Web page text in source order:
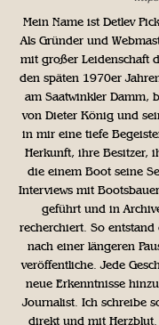
Mein Name ist Detlev
Als Gründer und
mit großer Leidenschaft
den späten 1970er
am Saatwinkler Damm,
von Dieter König und
in mir eine tiefe
Herkunft, ihre Besitzer,
die einem Boot seine
Interviews mit
geführt und in
recherchiert. So
nach einer längeren
veröffentliche. Jede
neue Erkenntnisse
Journalist. Ich schreibe
direkt und mit